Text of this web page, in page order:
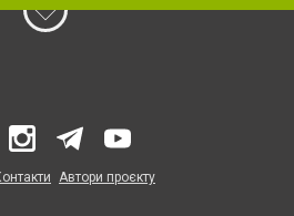
Автори проєкту